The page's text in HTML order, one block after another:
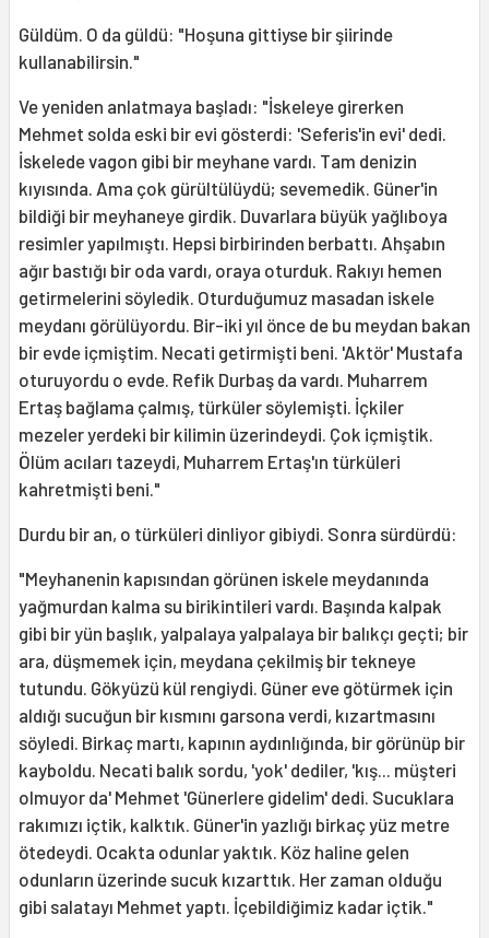
Güldüm. O da güldü: "Hoşuna gittiyse bir şiirinde
kullanabilirsin."
Ve yeniden anlatmaya başladı: "İskeleye girerken
Mehmet solda eski bir evi gösterdi: 'Seferis'in evi' dedi.
İskelede vagon gibi bir meyhane vardı. Tam denizin
kıyısında. Ama çok gürültülüydü; sevemedik. Güner'in
bildiği bir meyhaneye girdik. Duvarlara büyük yağlıboya
resimler yapılmıştı. Hepsi birbirinden berbattı. Ahşabın
ağır bastığı bir oda vardı, oraya oturduk. Rakıyı hemen
getirmelerini söyledik. Oturduğumuz masadan iskele
meydanı görülüyordu. Bir-iki yıl önce de bu meydan bakan
bir evde içmiştim. Necati getirmişti beni. 'Aktör' Mustafa
oturuyordu o evde. Refik Durbaş da vardı. Muharrem
Ertaş bağlama çalmış, türküler söylemişti. İçkiler
mezeler yerdeki bir kilimin üzerindeydi. Çok içmiştik.
Ölüm acıları tazeydi, Muharrem Ertaş'ın türküleri
kahretmişti beni."
Durdu bir an, o türküleri dinliyor gibiydi. Sonra sürdürdü:
"Meyhanenin kapısından görünen iskele meydanında
yağmurdan kalma su birikintileri vardı. Başında kalpak
gibi bir yün başlık, yalpalaya yalpalaya bir balıkçı geçti; bir
ara, düşmemek için, meydana çekilmiş bir tekneye
tutundu. Gökyüzü kül rengiydi. Güner eve götürmek için
aldığı sucuğun bir kısmını garsona verdi, kızartmasını
söyledi. Birkaç martı, kapının aydınlığında, bir görünüp bir
kayboldu. Necati balık sordu, 'yok' dediler, 'kış... müşteri
olmuyor da' Mehmet 'Günerlere gidelim' dedi. Sucuklara
rakımızı içtik, kalktık. Güner'in yazlığı birkaç yüz metre
ötedeydi. Ocakta odunlar yaktık. Köz haline gelen
odunların üzerinde sucuk kızarttık. Her zaman olduğu
gibi salatayı Mehmet yaptı. İçebildiğimiz kadar içtik."